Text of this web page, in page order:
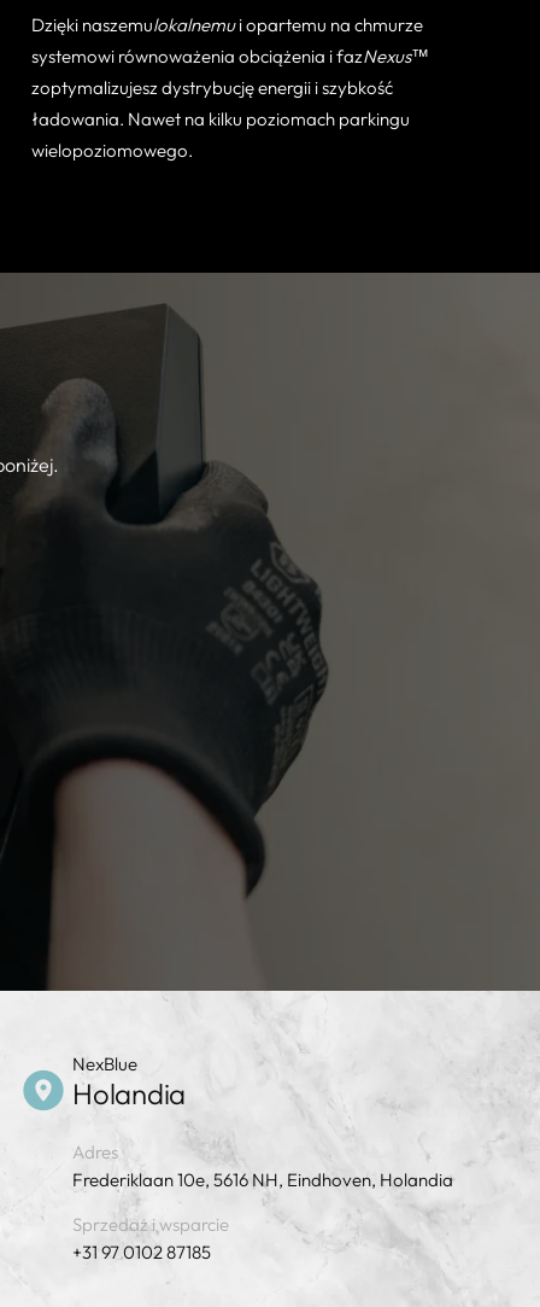
Dzięki naszemulokalnemui opartemu na chmurze
systemowi równoważenia obciążenia i fazNexus™
zoptymalizujesz dystrybucję energii i szybkość
ładowania. Nawet na kilku poziomach parkingu
wielopoziomowego.
NexBlue
Holandia
Adres
Frederiklaan 10e, 5616 NH, Eindhoven, Holandia
Sprzedaż i wsparcie
+31 97 0102 87185